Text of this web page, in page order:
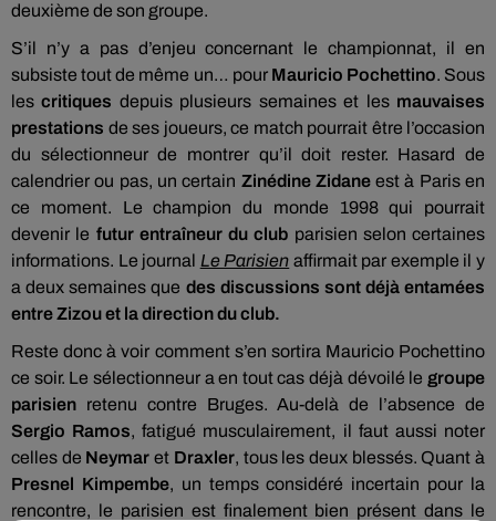
deuxième de son groupe.
S’il n’y a pas d’enjeu concernant le championnat, il en
subsiste tout de même un… pour Mauricio Pochettino. Sous
lescritiques depuis plusieurs semaines et les mauvaises
prestations de ses joueurs, ce match pourrait être l’occasion
du sélectionneur de montrer qu’il doit rester. Hasard de
calendrier ou pas, un certain Zinédine Zidaneest à Paris en
ce moment. Le champion du monde 1998 qui pourrait
devenir le futur entraîneur du club parisien selon certaines
informations. Le journal Le Parisien affirmait par exemple il y
a deux semaines que des discussions sont déjà entamées
entre Zizou et la direction du club.
Reste donc à voir comment s’en sortira Mauricio Pochettino
ce soir. Le sélectionneur a en tout cas déjà dévoilé le groupe
parisien retenu contre Bruges. Au-delà de l’absence de
Sergio Ramos, fatigué musculairement, il faut aussi noter
celles de Neymar et Draxler, tous les deux blessés. Quant à
Presnel Kimpembe, un temps considéré incertain pour la
rencontre, le parisien est finalement bien présent dans le